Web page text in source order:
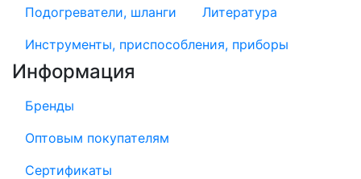
Подогреватели, шланги
Литература
Инструменты, приспособления, приборы
Информация
Бренды
Оптовым покупателям
Сертификаты